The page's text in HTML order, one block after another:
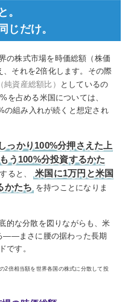
。
同じだけ。
の株式市場を時価総額（株価
それを2倍化します。その際
（純資産総額比）
としているの
を占める米国については、
の組み入れが続くと想定され
っかり100%分押さえた上
う100%分投資するかた
ると、
米国に1万円と米国
かたち を持つことになりま
的な分散を図りながらも、米
――まさに腰の据わった長期
です。
2倍相当額を世界各国の株式に分散して投